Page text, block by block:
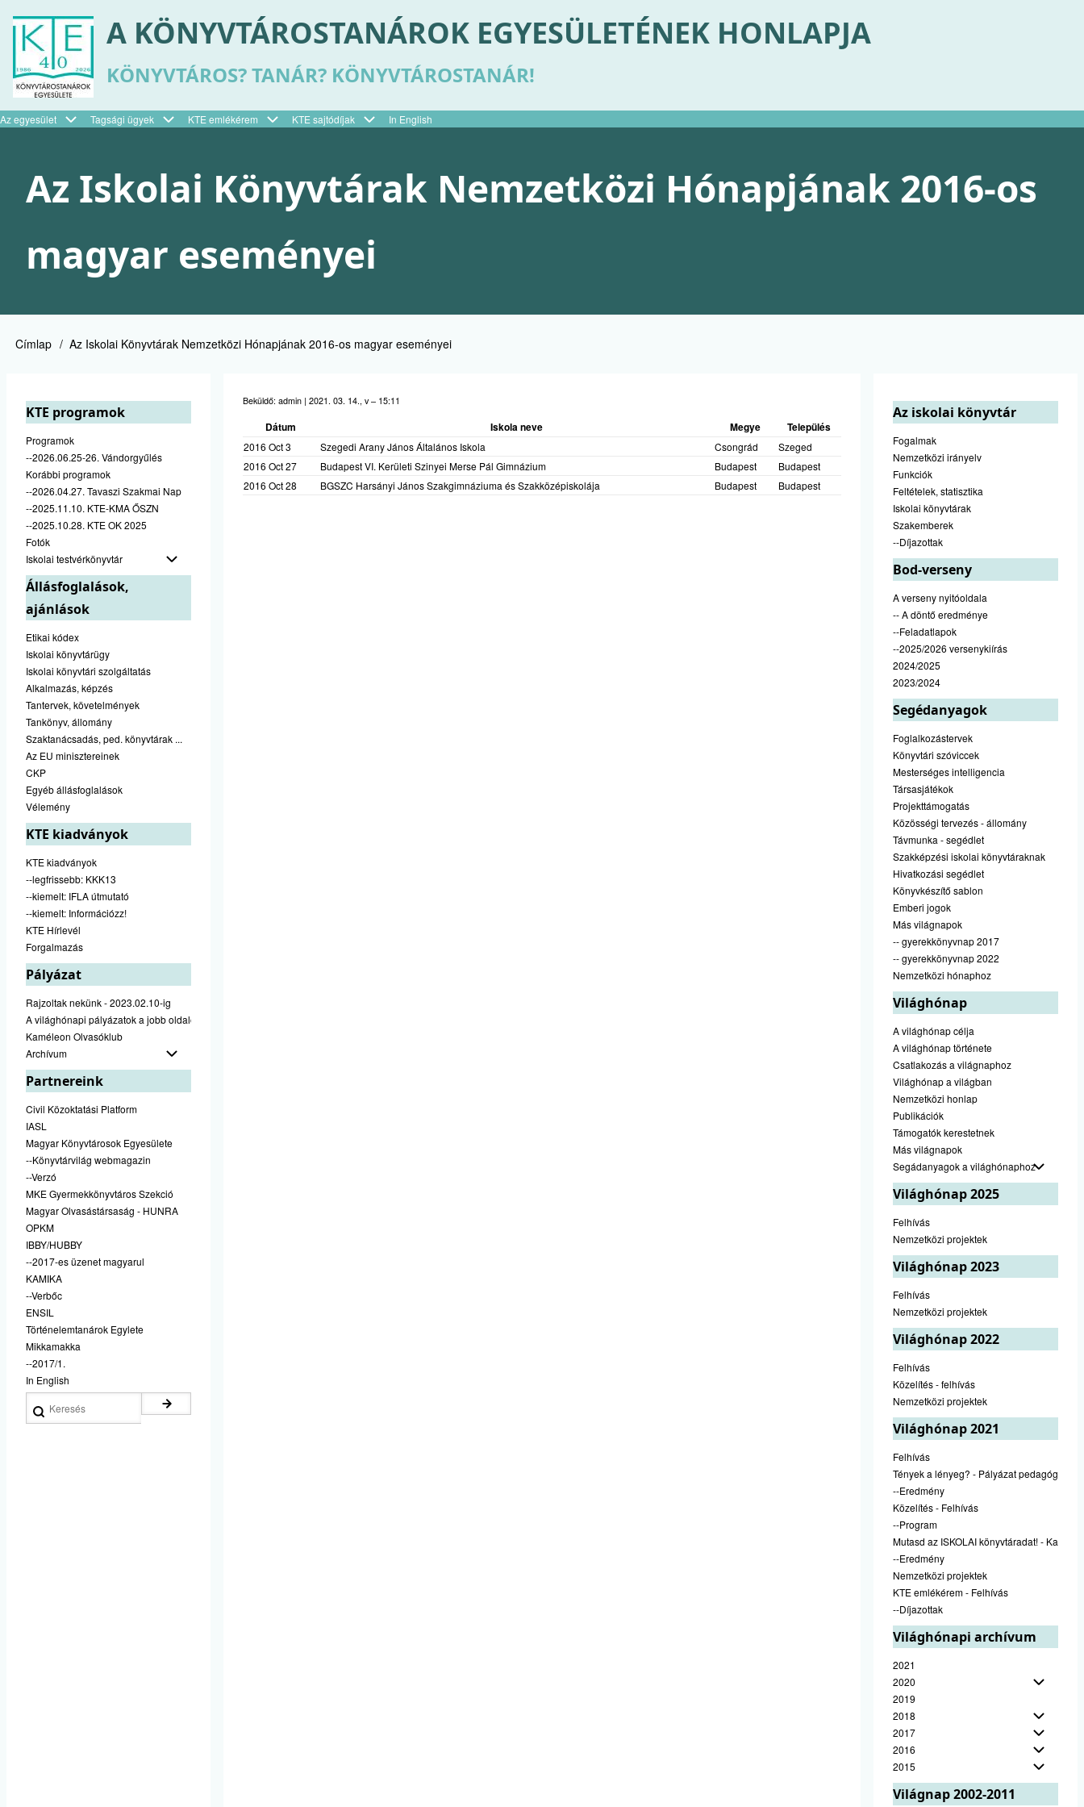
tartalomra
A KÖNYVTÁROSTANÁROK EGYESÜLETÉNEK HONLAPJA
KÖNYVTÁROS? TANÁR? KÖNYVTÁROSTANÁR!
Felső
Az egyesület Tagsági ügyek KTE emlékérem KTE sajtódíjak In English
Az Iskolai Könyvtárak Nemzetközi Hónapjának 2016-os
magyar eseményei
Morzsa
Címlap Az Iskolai Könyvtárak Nemzetközi Hónapjának 2016-os magyar eseményei
KTE programok
Programok
--2026.06.25-26. Vándorgyűlés
Korábbi programok
--2026.04.27. Tavaszi Szakmai Nap
--2025.11.10. KTE-KMA ŐSZN
--2025.10.28. KTE OK 2025
Fotók
Iskolai testvérkönyvtár
Állásfoglalások,
ajánlások
Etikai kódex
Iskolai könyvtárügy
Iskolai könyvtári szolgáltatás
Alkalmazás, képzés
Tantervek, követelmények
Tankönyv, állomány
Szaktanácsadás, ped. könyvtárak ...
Az EU minisztereinek
CKP
Egyéb állásfoglalások
Vélemény
KTE kiadványok
KTE kiadványok
--legfrissebb: KKK13
--kiemelt: IFLA útmutató
--kiemelt: Információzz!
KTE Hírlevél
Forgalmazás
Pályázat
Rajzoltak nekünk - 2023.02.10-ig
A világhónapi pályázatok a jobb oldalon találhatók
Kaméleon Olvasóklub
Archívum
Partnereink
Civil Közoktatási Platform
IASL
Magyar Könyvtárosok Egyesülete
--Könyvtárvilág webmagazin
--Verzó
MKE Gyermekkönyvtáros Szekció
Magyar Olvasástársaság - HUNRA
OPKM
IBBY/HUBBY
--2017-es üzenet magyarul
KAMIKA
--Verbőc
ENSIL
Történelemtanárok Egylete
Mikkamakka
--2017/1.
In English
Beküldő: admin| 2021. 03. 14., v – 15:11
Dátum Iskola neve Megye Település
2016 Oct 3 Szegedi Arany János Általános Iskola Csongrád
Szeged
2016 Oct 27
Budapest VI. Kerületi Szinyei Merse Pál Gimnázium Budapest
Budapest
2016 Oct 28
BGSZC Harsányi János Szakgimnáziuma és Szakközépiskolája Budapest Budapest
Az iskolai könyvtár
Fogalmak
Nemzetközi irányelv
Funkciók
Feltételek, statisztika
Iskolai könyvtárak
Szakemberek
--Díjazottak
Bod-verseny
A verseny nyitóoldala
-- A döntő eredménye
--Feladatlapok
--2025/2026 versenykiírás
2024/2025
2023/2024
Segédanyagok
Foglalkozástervek
Könyvtári szóviccek
Mesterséges intelligencia
Társasjátékok
Projekttámogatás
Közösségi tervezés - állomány
Távmunka - segédlet
Szakképzési iskolai könyvtáraknak
Hivatkozási segédlet
Könyvkészítő sablon
Emberi jogok
Más világnapok
-- gyerekkönyvnap 2017
-- gyerekkönyvnap 2022
Nemzetközi hónaphoz
Világhónap
A világhónap célja
A világhónap története
Csatlakozás a világnaphoz
Világhónap a világban
Nemzetközi honlap
Publikációk
Támogatók kerestetnek
Más világnapok
Segádanyagok a világhónaphoz
Világhónap 2025
Felhívás
Nemzetközi projektek
Világhónap 2023
Felhívás
Nemzetközi projektek
Világhónap 2022
Felhívás
Közelítés - felhívás
Nemzetközi projektek
Világhónap 2021
Felhívás
Tények a lényeg? - Pályázat
--Eredmény
Közelítés - Felhívás
--Program
Mutasd az ISKOLAI könyvtáradat! -
--Eredmény
Nemzetközi projektek
KTE emlékérem - Felhívás
--Díjazottak
Világhónapi archívum
2021
2020
2019
2018
2017
2016
2015
Világnap 2002-2011